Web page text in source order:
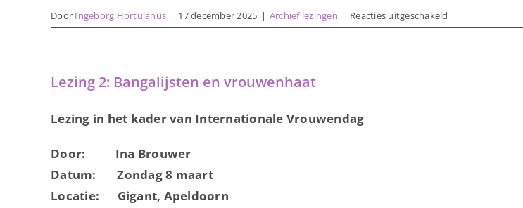
Door Ingeborg Hortulanus | 17 december 2025 | Archief lezingen | Reacties uitgeschakeld
Lezing
Lezing 2: Bangalijsten en vrouwenhaat
Lezing in het kader van Internationale Vrouwendag
Door: Ina Brouwer
Datum: Zondag 8 maart
Locatie: Gigant, Apeldoorn